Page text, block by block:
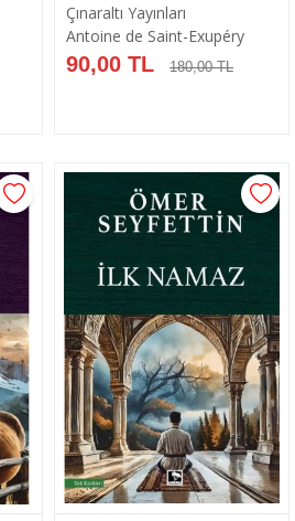
Çınaraltı Yayınları
Antoine de Saint-Exupéry
90,00 TL 180,00 TL